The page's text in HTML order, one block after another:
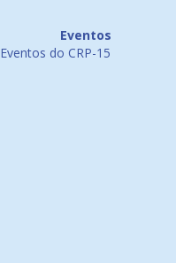
Eventos
Eventos do CRP-15